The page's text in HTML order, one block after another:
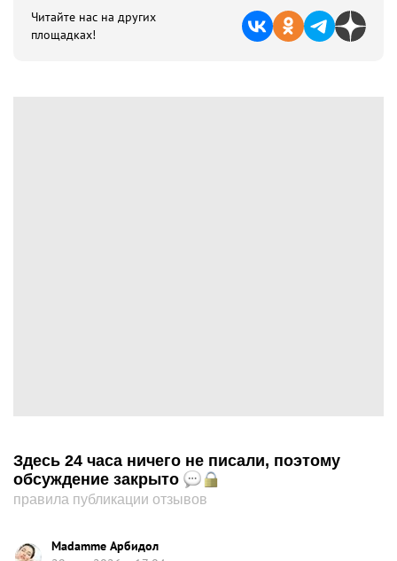
Читайте нас на других
площадках!
Здесь 24 часа ничего не писали, поэтому
обсуждение закрыто
правила публикации отзывов
Madamme Арбидол